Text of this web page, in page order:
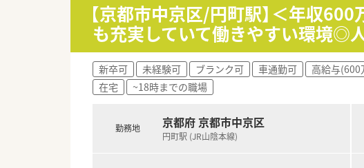
【京都市中京区/円町駅】＜年収
も充実していて働きやすい環境◎
新卒可 未経験可 ブランク可 車通勤可 高給与(600
在宅
~18時までの職場
勤務地 京都府 京都市中京区
円町駅 (JR山陰本線)